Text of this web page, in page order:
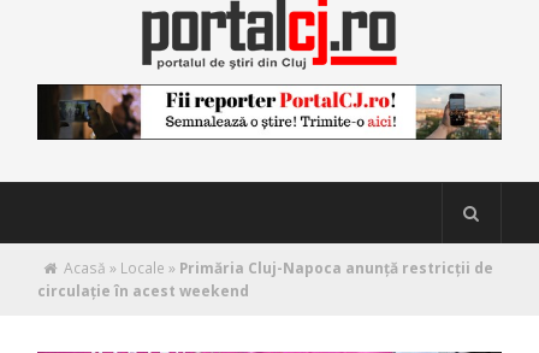
Acasă » Locale » Primăria Cluj-Napoca anunță restricții de
circulație în acest weekend